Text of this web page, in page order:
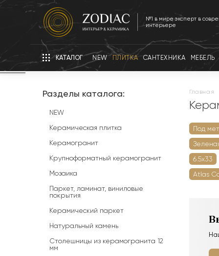
№1 в мире эксперт в
интерьере
КАТАЛОГ NEW ПЛИТКА САНТЕХНИКА МЕБЕЛЬ
Разделы каталога:
NEW
Керамическая плитка
Керамогранит
Крупноформатный керамогранит
Мозаика
Паркет, ламинат, виниловые
покрытия
Керамический паркет
Натуральный камень
Столешницы из керамогранита 12
мм
главная
Под
6.5х33
Atlas